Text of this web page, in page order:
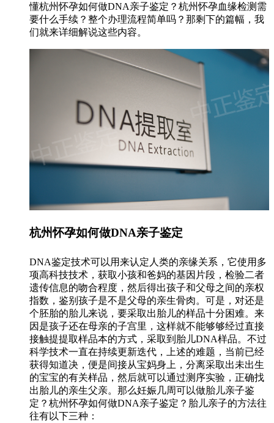
懂杭州怀孕如何做DNA亲子鉴定？杭州怀孕血缘检测需
要什么手续？整个办理流程简单吗？那剩下的篇幅，我
们就来详细解说这些内容。
杭州怀孕如何做DNA亲子鉴定
DNA鉴定技术可以用来认定人类的亲缘关系，它使用多
项高科技技术，获取小孩和爸妈的基因片段，检验二者
遗传信息的吻合程度，然后得出孩子和父母之间的亲权
指数，鉴别孩子是不是父母的亲生骨肉。可是，对还是
个胚胎的胎儿来说，要采取出胎儿的样品十分困难。来
因是孩子还在母亲的子宫里，这样就不能够够经过直接
接触提提取样品本的方式，采取到胎儿DNA样品。不过
科学技术一直在持续更新迭代，上述的难题，当前已经
获得知道决，便是间接从宝妈身上，分离采取出未出生
的宝宝的有关样品，然后就可以通过测序实验，正确找
出胎儿的亲生父亲。那么妊娠几周可以做胎儿亲子鉴
定？杭州怀孕如何做DNA亲子鉴定？胎儿亲子的方法往
往有以下三种：